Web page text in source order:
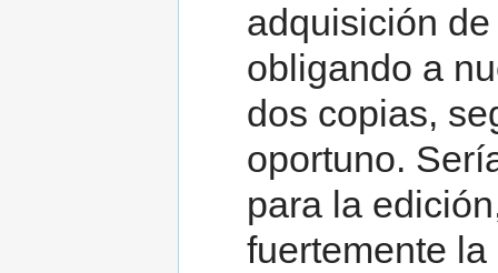
adquisición
obligando a
dos copias,
oportuno.
para la
fuertemente